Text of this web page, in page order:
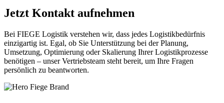
Jetzt Kontakt aufnehmen
Bei FIEGE Logistik verstehen wir, dass jedes Logistikbedürfnis
einzigartig ist. Egal, ob Sie Unterstützung bei der Planung,
Umsetzung, Optimierung oder Skalierung Ihrer Logistikprozesse
benötigen – unser Vertriebsteam steht bereit, um Ihre Fragen
persönlich zu beantworten.